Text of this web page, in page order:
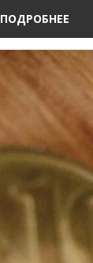
ПОДРОБНЕЕ